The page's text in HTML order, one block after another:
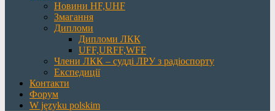
Новини HF,UHF
Змагання
Дипломи
Дипломи ЛКК
UFF,URFF,WFF
Члени ЛКК – судді ЛРУ з радіоспорту
Експедиції
Контакти
Форум
W języku polskim